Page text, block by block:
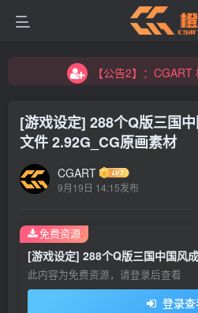
【公告2】：CGART
【公告2】：
[游戏设定] 288个Q版三国
文件 2.92G_CG原画素材
CGART
9月19日 14:15发布
此内容为免费资源，请登录后查看
登录
免费资源登录
没有账号？立即注册
用户名/手机号/邮箱